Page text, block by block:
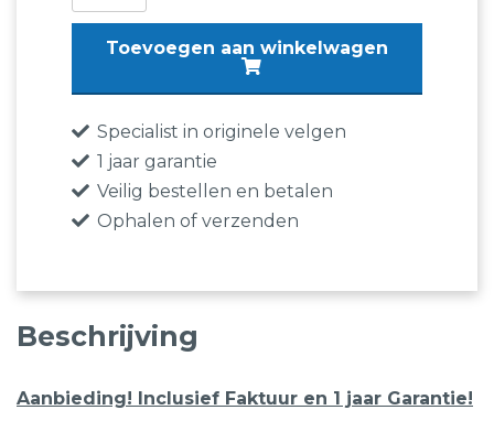
RXR
8.5j19"
ET45
Originele
velgen,
VW
Passat,
A3,
Leon,
Toevoegen aan winkelwagen
Specialist in originele velgen
1 jaar garantie
Veilig bestellen en betalen
Ophalen of verzenden
Beschrijving
Aanbieding! Inclusief Faktuur en 1 jaar Garantie!